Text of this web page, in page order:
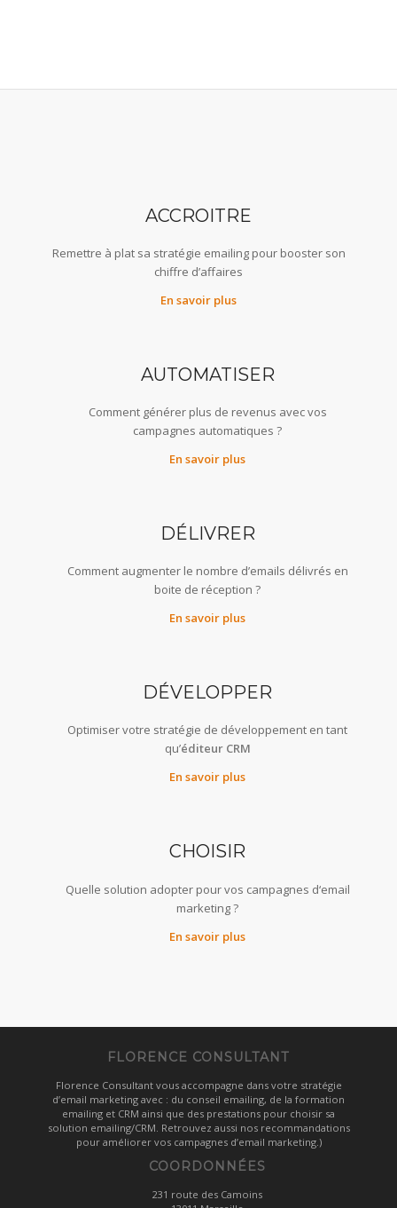
ACCROITRE
Remettre à plat sa stratégie emailing pour booster son
chiffre d’affaires
En savoir plus
AUTOMATISER
Comment générer plus de revenus avec vos
campagnes automatiques ?
En savoir plus
DÉLIVRER
Comment augmenter le nombre d’emails délivrés en
boite de réception ?
En savoir plus
DÉVELOPPER
Optimiser votre stratégie de développement en tant
qu’éditeur CRM
En savoir plus
CHOISIR
Quelle solution adopter pour vos campagnes d‘email
marketing ?
En savoir plus
FLORENCE CONSULTANT
Florence Consultant vous accompagne dans votre stratégie
d’email marketing avec : du conseil emailing, de la formation
emailing et CRM ainsi que des prestations pour choisir sa
solution emailing/CRM. Retrouvez aussi nos recommandations
pour améliorer vos campagnes d’email marketing.)
COORDONNÉES
231 route des Camoins